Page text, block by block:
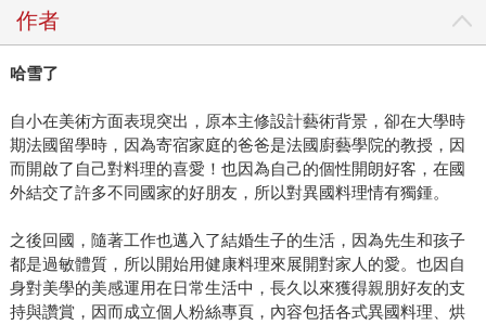
作者
哈雪了
自小在美術方面表現突出，原本主修設計藝術背景，卻在大學時
期法國留學時，因為寄宿家庭的爸爸是法國廚藝學院的教授，因
而開啟了自己對料理的喜愛！也因為自己的個性開朗好客，在國
外結交了許多不同國家的好朋友，所以對異國料理情有獨鍾。
之後回國，隨著工作也邁入了結婚生子的生活，因為先生和孩子
都是過敏體質，所以開始用健康料理來展開對家人的愛。也因自
身對美學的美感運用在日常生活中，長久以來獲得親朋好友的支
持與讚賞，因而成立個人粉絲專頁，內容包括各式異國料理、烘